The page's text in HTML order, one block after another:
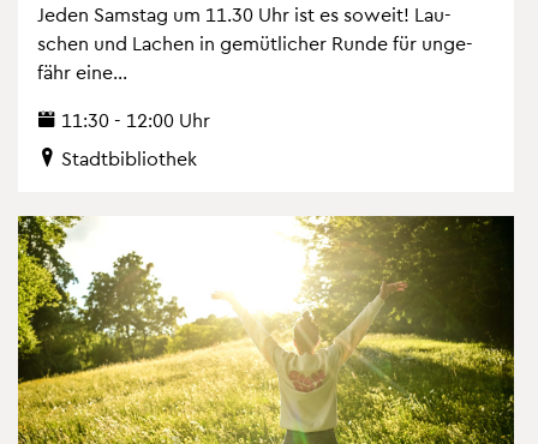
Jeden Sams­tag um 11.30 Uhr ist es so­weit! Lau­
schen und La­chen in ge­müt­li­cher Runde für un­ge­
fähr eine...
11:30 - 12:00 Uhr
Stadt­bi­blio­thek